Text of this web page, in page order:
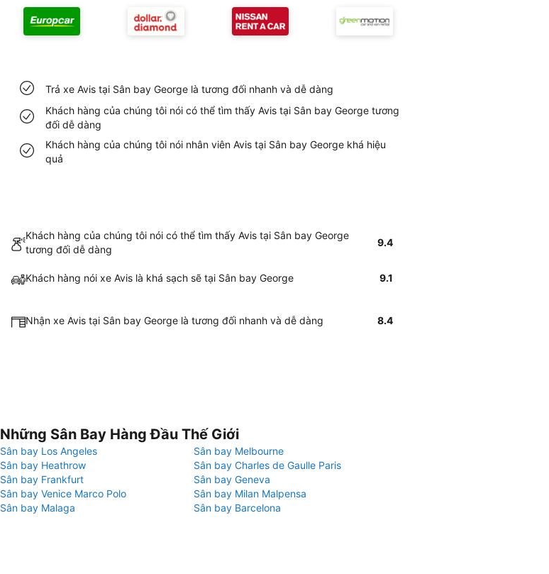
Trả xe Avis tại Sân bay George là tương đối nhanh và dễ dàng
Khách hàng của chúng tôi nói có thể tìm thấy Avis tại Sân bay George tương
đối dễ dàng
Khách hàng của chúng tôi nói nhân viên Avis tại Sân bay George khá hiệu
quả
Khách hàng của chúng tôi nói có thể tìm thấy Avis tại Sân bay George
tương đối dễ dàng
9.4
Khách hàng nói xe Avis là khá sạch sẽ tại Sân bay George 9.1
Nhận xe Avis tại Sân bay George là tương đối nhanh và dễ dàng 8.4
Những Sân Bay Hàng Đầu Thế Giới
Sân bay Los Angeles
Sân bay Melbourne
Sân bay Heathrow
Sân bay Charles de Gaulle Paris
Sân bay Frankfurt
Sân bay Geneva
Sân bay Venice Marco Polo
Sân bay Milan Malpensa
Sân bay Malaga
Sân bay Barcelona